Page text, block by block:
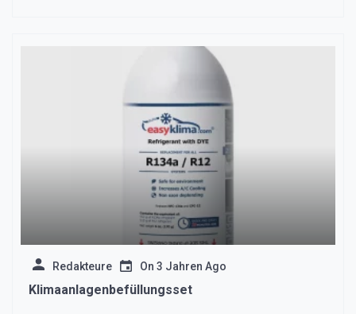
Redakteure On 3 Jahren Ago
Klimaanlagenbefüllungsset